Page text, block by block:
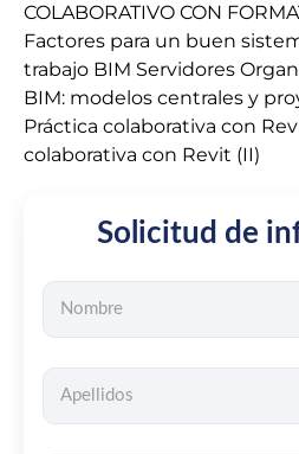
COLABORATIVO CON
Factores para un buen
trabajo BIM Servidores
BIM: modelos centrales y
Práctica colaborativa con
colaborativa con Revit (II)
Solicitud de